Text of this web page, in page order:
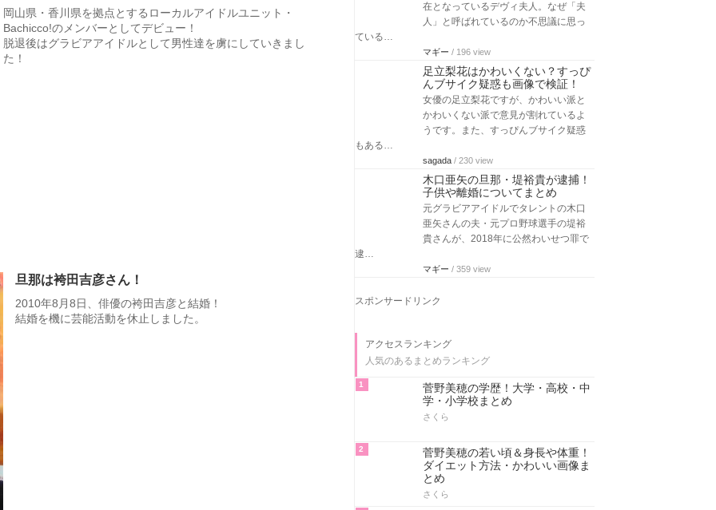
岡山県・香川県を拠点とするローカルアイドルユニット・
Bachicco!のメンバーとしてデビュー！
脱退後はグラビアアイドルとして男性達を虜にしていきまし
た！
旦那は袴田吉彦さん！
2010年8月8日、俳優の袴田吉彦と結婚！
結婚を機に芸能活動を休止しました。
在となっているデヴィ夫人。なぜ「夫
人」と呼ばれているのか不思議に思っ
ている…
マギー / 196 view
足立梨花はかわいくない？すっぴ
んブサイク疑惑も画像で検証！
女優の足立梨花ですが、かわいい派と
かわいくない派で意見が割れているよ
うです。また、すっぴんブサイク疑惑
もある…
sagada / 230 view
木口亜矢の旦那・堤裕貴が逮捕！
子供や離婚についてまとめ
元グラビアアイドルでタレントの木口
亜矢さんの夫・元プロ野球選手の堤裕
貴さんが、2018年に公然わいせつ罪で
逮…
マギー / 359 view
スポンサードリンク
アクセスランキング
人気のあるまとめランキング
1
菅野美穂の学歴！大学・高校・中
学・小学校まとめ
さくら
2
菅野美穂の若い頃＆身長や体重！
ダイエット方法・かわいい画像ま
とめ
さくら